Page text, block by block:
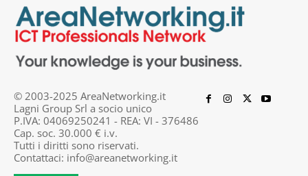
© 2003-2025 AreaNetworking.it
Lagni Group Srl a socio unico
P.IVA: 04069250241 - REA: VI - 376486
Cap. soc. 30.000 € i.v.
Tutti i diritti sono riservati.
Contattaci: info@areanetworking.it